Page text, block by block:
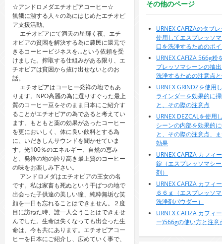
☆アンドロメダエチオピアコーヒー☆
飢餓に瀕する人々の為にはじめたエチオピ
ア支援活動。
エチオピアにて満天の星輝く夜、エチ
オピアの貧困を解決する為に農民に還元で
きるコーヒービジネスを…という依頼を受
けました。搾取する仕組みがある限り、エ
チオピアは貧困から抜け出せないとのお
話。
エチオピアはコーヒー発祥の地でもあ
ります。NPO高麗の為に選りすぐった最上
質のコーヒー豆をそのまま日本にご紹介す
ることがエチオピアの為であると考えてい
ます。もともと薬の効果があったコーヒー
を更においしく、体に良い飲料とする為
に、いだきしんサウンドを聞かせていま
す。光100％のエネルギー、自然の恵み
と、発祥の地の誇り高き最上質のコーヒー
の味をお楽しみ下さい。
アンドロメダはエチオピアの王女の名
です。私は家畜も死ぬという干ばつの地で
出会った子供達の美しい瞳、純粋無垢な笑
顔を一日も忘れることはできません。２度
目に訪ねた時、誰一人会うことはできませ
んでした。生命は失くなっても出会った生
命は、今も共にあります。エチオピアコー
ヒーを日本にご紹介し、広めていく事で、
その他のページ
URNEX CAFIZAのタブ
使用してエスプレッソ
口を洗浄するためのポ
URNEX CAFIZA 566g粉
プレッソマシーンの抽
洗浄するための注意点
URNEX GRINDZを使用
ラインダーを効果的に
と、その際の注意点
URNEX DEZCALを使用
シーンの内部を効果的
と、その際の注意点、
効果
URNEX CAFIZA カフィ
錠（エスプレッソマシ
剤）
URNEX CAFIZA カフィ
６６ｇ（エスプレッソ
洗浄剤パウダー）
URNEX CAFIZA カフィ
ー)566gの使い方と注意